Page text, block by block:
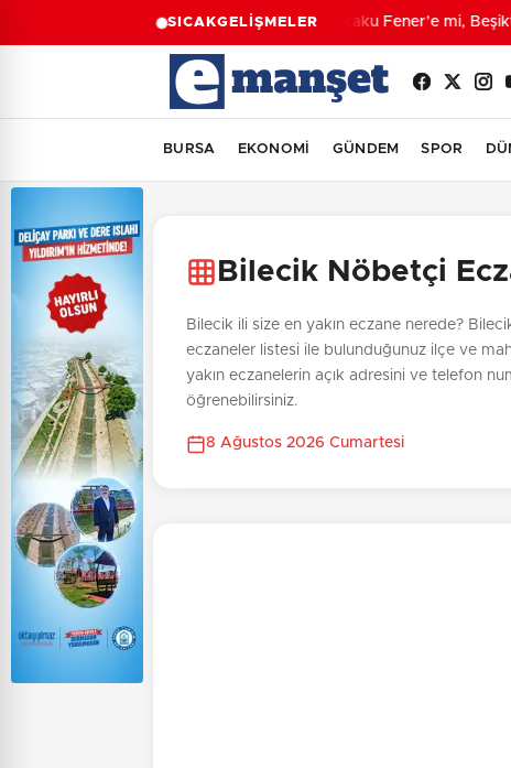
SICAKGELİŞMELER Lukaku Fener’e mi,
BURSA EKONOMİ GÜNDEM SPOR
Bilecik Nöbetçi
Bilecik ili size en yakın eczane nerede?
eczaneler listesi ile bulunduğunuz ilçe ve
yakın eczanelerin açık adresini ve telefon
öğrenebilirsiniz.
8 Ağustos 2026 Cumartesi